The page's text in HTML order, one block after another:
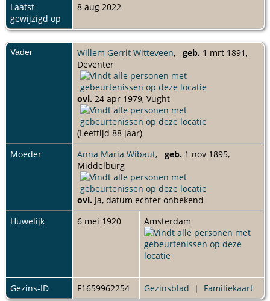
Laatst
gewijzigd op
8 aug 2022
Vader Willem Gerrit Witteveen, geb. 1 mrt 1891,
Deventer
ovl. 24 apr 1979, Vught
(Leeftijd 88 jaar)
Moeder
Anna Maria Wibaut, geb. 1 nov 1895,
Middelburg
ovl. Ja, datum echter onbekend
Huwelijk
6 mei 1920 Amsterdam
Gezins-ID F1659962254 Gezinsblad | Familiekaart